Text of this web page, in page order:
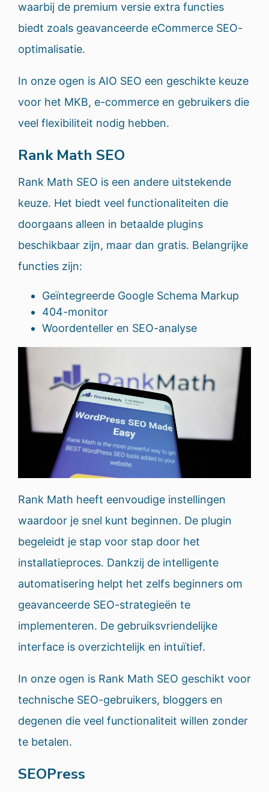
waarbij de premium versie extra functies
biedt zoals geavanceerde eCommerce SEO-
optimalisatie.
In onze ogen is AIO SEO een geschikte keuze
voor het MKB, e-commerce en gebruikers die
veel flexibiliteit nodig hebben.
Rank Math SEO
Rank Math SEO is een andere uitstekende
keuze. Het biedt veel functionaliteiten die
doorgaans alleen in betaalde plugins
beschikbaar zijn, maar dan gratis. Belangrijke
functies zijn:
Geïntegreerde Google Schema Markup
404-monitor
Woordenteller en SEO-analyse
Rank Math heeft eenvoudige instellingen
waardoor je snel kunt beginnen. De plugin
begeleidt je stap voor stap door het
installatieproces. Dankzij de intelligente
automatisering helpt het zelfs beginners om
geavanceerde SEO-strategieën te
implementeren. De gebruiksvriendelijke
interface is overzichtelijk en intuïtief.
In onze ogen is Rank Math SEO geschikt voor
technische SEO-gebruikers, bloggers en
degenen die veel functionaliteit willen zonder
te betalen.
SEOPress